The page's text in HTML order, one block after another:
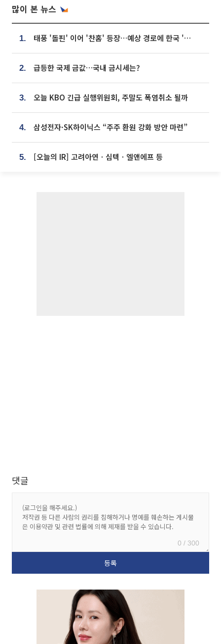
많이 본 뉴스
1. 태풍 '돌핀' 이어 '찬홈' 등장…예상 경로에 한국 '한숨'
2. 급등한 국제 금값…국내 금시세는?
3. 오늘 KBO 긴급 실행위원회, 주말도 폭염취소 될까
4. 삼성전자·SK하이닉스 “주주 환원 강화 방안 마련”
5. [오늘의 IR] 고려아연ㆍ심텍ㆍ엘앤에프 등
댓글
0 / 300